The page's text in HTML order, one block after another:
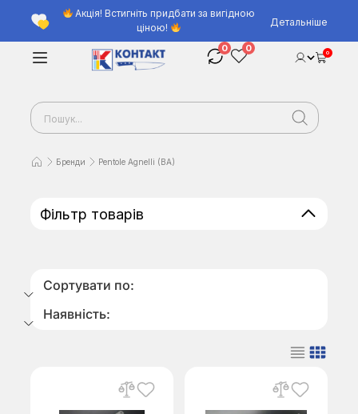
Акція! Встигніть придбати за вигідною
ціною!
Детальніше
0 0 0
Бренди Pentole Agnelli (ВА)
Фільтр товарів
Сортувати по:
Наявність: